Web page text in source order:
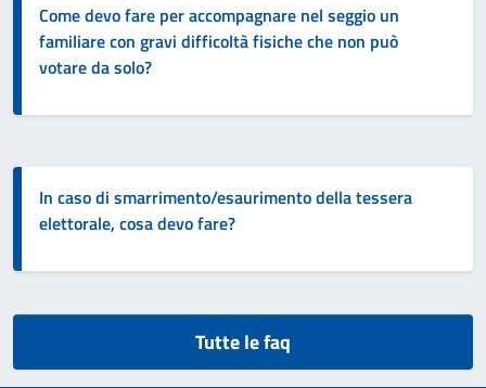
Come devo fare per accompagnare nel seggio un
familiare con gravi difficoltà fisiche che non può
votare da solo?
In caso di smarrimento/esaurimento della tessera
elettorale, cosa devo fare?
Tutte le faq